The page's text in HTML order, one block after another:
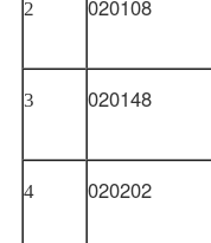
2 020108
3 020148
4 020202